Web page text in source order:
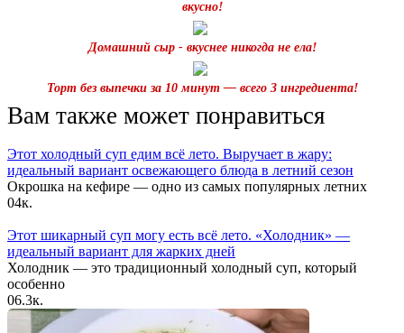
вкусно!
Домашний сыр - вкуснее никогда не ела!
Торт без выпечки за 10 минут — всего 3 ингредиента!
Вам также может понравиться
Этот холодный суп едим всё лето. Выручает в жару:
идеальный вариант освежающего блюда в летний сезон
Окрошка на кефире — одно из самых популярных летних
04к.
Этот шикарный суп могу есть всё лето. «Холодник» —
идеальный вариант для жарких дней
Холодник — это традиционный холодный суп, который
особенно
06.3к.